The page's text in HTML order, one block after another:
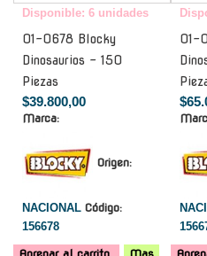
Disponible: 6 unidades
01-0678 Blocky
Dinosaurios - 150
Piezas
$39.800,00
Marca:
Origen:
NACIONAL Código:
156678
01-